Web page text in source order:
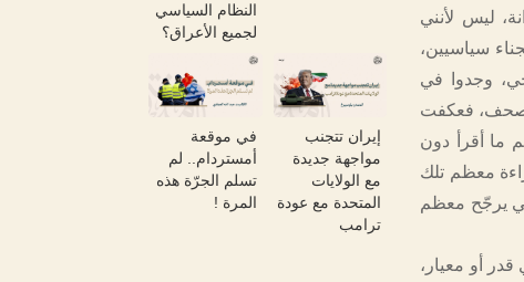
النظام السياسي
لجميع الأعراق؟
إيران تتجنب
مواجهة جديدة
مع الولايات
المتحدة مع عودة
ترامب
في موقعة
أمستردام.. لم
تسلم الجرّة هذه
المرة !
ليس لأنني
سياسيين،
وجدوا في
فعكفت
ما أقرأ دون
معظم تلك
يرجّح معظم
أو معيار،